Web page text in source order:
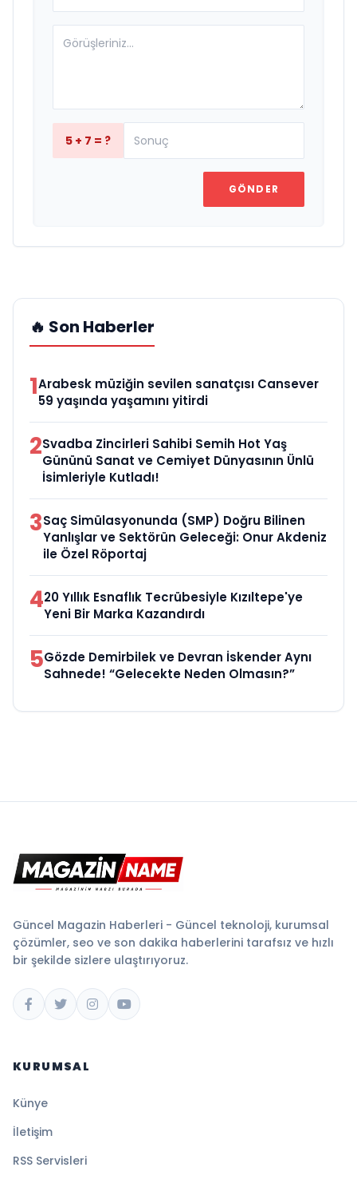
5 + 7 = ?
GÖNDER
🔥 Son Haberler
1Arabesk müziğin sevilen sanatçısı Cansever
59 yaşında yaşamını yitirdi
2Svadba Zincirleri Sahibi Semih Hot Yaş
Gününü Sanat ve Cemiyet Dünyasının Ünlü
İsimleriyle Kutladı!
3Saç Simülasyonunda (SMP) Doğru Bilinen
Yanlışlar ve Sektörün Geleceği: Onur Akdeniz
ile Özel Röportaj
420 Yıllık Esnaflık Tecrübesiyle Kızıltepe'ye
Yeni Bir Marka Kazandırdı
5Gözde Demirbilek ve Devran İskender Aynı
Sahnede! “Gelecekte Neden Olmasın?”
Güncel Magazin Haberleri - Güncel teknoloji, kurumsal
çözümler, seo ve son dakika haberlerini tarafsız ve hızlı
bir şekilde sizlere ulaştırıyoruz.
KURUMSAL
Künye
İletişim
RSS Servisleri